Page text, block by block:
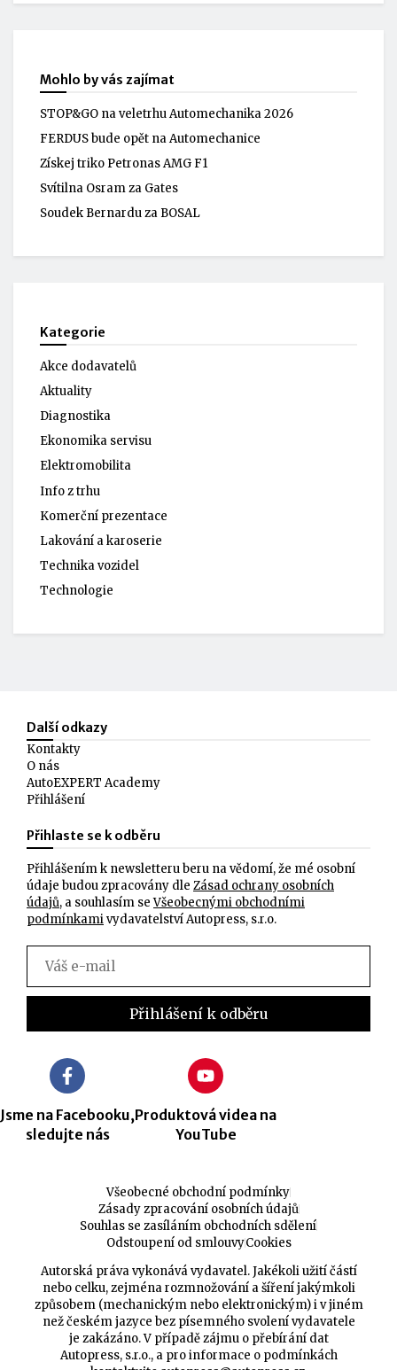
Mohlo by vás zajímat
STOP&GO na veletrhu Automechanika 2026
FERDUS bude opět na Automechanice
Získej triko Petronas AMG F1
Svítilna Osram za Gates
Soudek Bernardu za BOSAL
Kategorie
Akce dodavatelů
Aktuality
Diagnostika
Ekonomika servisu
Elektromobilita
Info z trhu
Komerční prezentace
Lakování a karoserie
Technika vozidel
Technologie
Další odkazy
Kontakty
O nás
AutoEXPERT Academy
Přihlášení
Přihlaste se k odběru
Přihlášením k newsletteru beru na vědomí, že mé osobní
údaje budou zpracovány dle Zásad ochrany osobních
údajů, a souhlasím seVšeobecnými obchodními
podmínkamivydavatelství Autopress, s.r.o.
Jsme na Facebooku,
sledujte nás
Produktová videa na
YouTube
Všeobecné obchodní podmínky
Zásady zpracování osobních údajů
Souhlas se zasíláním obchodních sdělení
Odstoupení od smlouvyCookies
Autorská práva vykonává vydavatel. Jakékoli užití částí
nebo celku, zejména rozmnožování a šíření jakýmkoli
způsobem (mechanickým nebo elektronickým) i v jiném
než českém jazyce bez písemného svolení vydavatele
je zakázáno. V případě zájmu o přebírání dat
Autopress, s.r.o., a pro informace o podmínkách